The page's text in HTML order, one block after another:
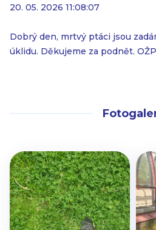
20. 05. 2026 11:08:07
Dobrý den, mrtvý ptáci jsou
úklidu. Děkujeme za podnět. OŽP